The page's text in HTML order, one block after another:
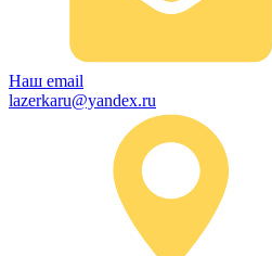
Наш email
lazerkaru@yandex.ru